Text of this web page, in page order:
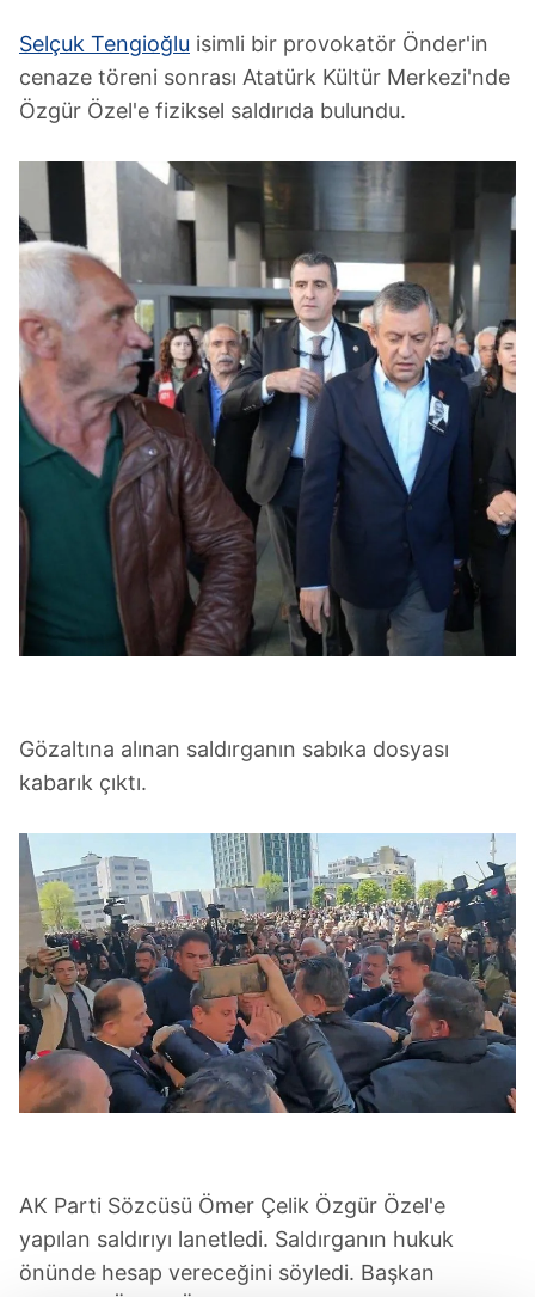
Selçuk Tengioğlu isimli bir provokatör Önder'in
cenaze töreni sonrası Atatürk Kültür Merkezi'nde
Özgür Özel'e fiziksel saldırıda bulundu.
Gözaltına alınan saldırganın sabıka dosyası
kabarık çıktı.
AK Parti Sözcüsü Ömer Çelik Özgür Özel'e
yapılan saldırıyı lanetledi. Saldırganın hukuk
önünde hesap vereceğini söyledi. Başkan